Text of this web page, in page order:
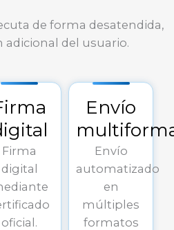
de forma desatendida,
adicional del usuario.
Firma
digital
oficial.
Envío
Envío
automatizado
en
múltiples
formatos